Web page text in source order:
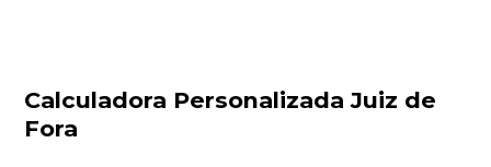
Calculadora Personalizada Juiz de
Fora